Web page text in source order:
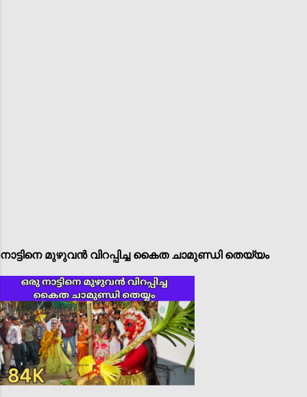
നാട്ടിനെ മുഴുവൻ വിറപ്പിച്ച കൈത ചാമുണ്ഡി തെയ്യം